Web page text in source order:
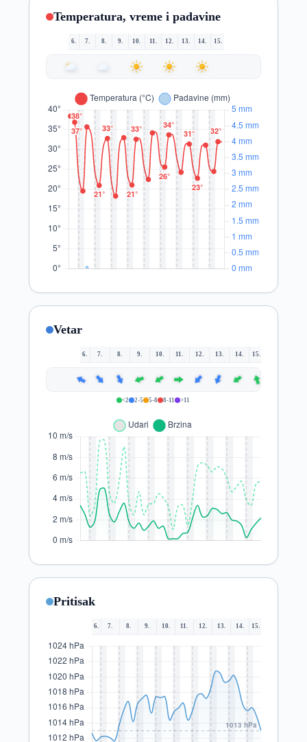
Temperatura, vreme i padavine
6. 7. 8. 9. 10. 11. 12. 13. 14. 15.
Vetar
6. 7. 8. 9. 10. 11. 12. 13. 14. 15.
Pritisak
6. 7. 8. 9. 10. 11. 12. 13. 14. 15.